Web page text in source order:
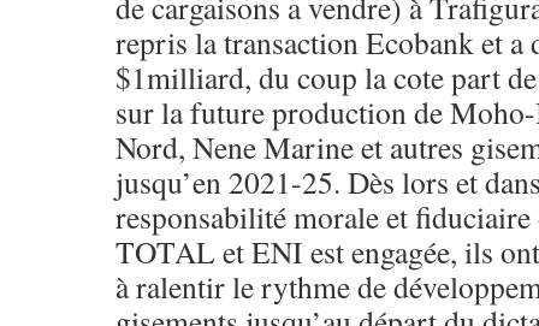
repris la transaction Ecobank et a
$1milliard, du coup la cote part
sur la future production de
Nord, Nene Marine et autres
jusqu’en 2021-25. Dès lors et
responsabilité morale et fiduciaire
TOTAL et ENI est engagée, ils
à ralentir le rythme de